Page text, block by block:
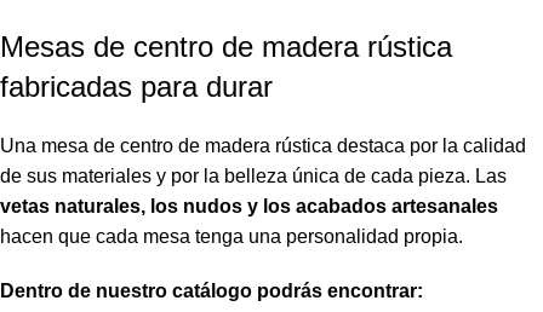
Mesas de centro de madera rústica
fabricadas para durar
Una mesa de centro de madera rústica destaca por la calidad
de sus materiales y por la belleza única de cada pieza. Las
vetas naturales, los nudos y los acabados artesanales
hacen que cada mesa tenga una personalidad propia.
Dentro de nuestro catálogo podrás encontrar: